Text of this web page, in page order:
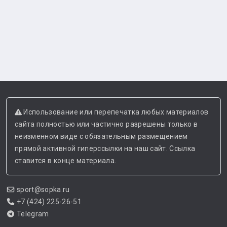
Использование или перепечатка любых материалов
сайта полностью или частично разрешены только в
неизменном виде с обязательным размещением
прямой активной гиперссылки на наш сайт. Ссылка
ставится в конце материала.
sport@sopka.ru
+7 (424) 225-26-51
Telegram